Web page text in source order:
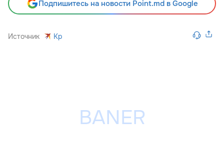
Подпишитесь на новости Point.md в Google
Источник Kp